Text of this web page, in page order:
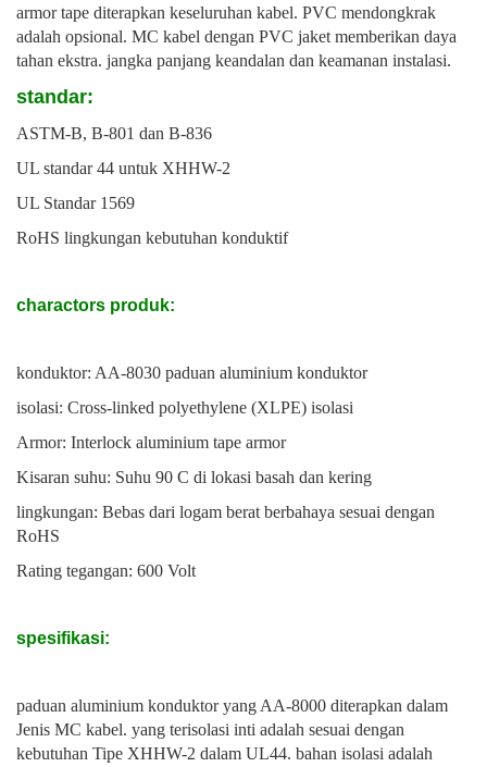
armor tape diterapkan keseluruhan kabel. PVC mendongkrak
adalah opsional. MC kabel dengan PVC jaket memberikan daya
tahan ekstra. jangka panjang keandalan dan keamanan instalasi.
standar:
ASTM-B, B-801 dan B-836
UL standar 44 untuk XHHW-2
UL Standar 1569
RoHS lingkungan kebutuhan konduktif
charactors produk:
konduktor: AA-8030 paduan aluminium konduktor
isolasi: Cross-linked polyethylene (XLPE) isolasi
Armor: Interlock aluminium tape armor
Kisaran suhu: Suhu 90 C di lokasi basah dan kering
lingkungan: Bebas dari logam berat berbahaya sesuai dengan
RoHS
Rating tegangan: 600 Volt
spesifikasi:
paduan aluminium konduktor yang AA-8000 diterapkan dalam
Jenis MC kabel. yang terisolasi inti adalah sesuai dengan
kebutuhan Tipe XHHW-2 dalam UL44. bahan isolasi adalah